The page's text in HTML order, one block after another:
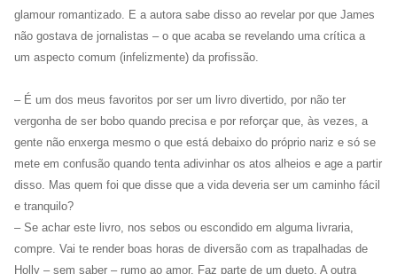
glamour romantizado. E a autora sabe disso ao revelar por que James
não gostava de jornalistas – o que acaba se revelando uma crítica a
um aspecto comum (infelizmente) da profissão.
– É um dos meus favoritos por ser um livro divertido, por não ter
vergonha de ser bobo quando precisa e por reforçar que, às vezes, a
gente não enxerga mesmo o que está debaixo do próprio nariz e só se
mete em confusão quando tenta adivinhar os atos alheios e age a partir
disso. Mas quem foi que disse que a vida deveria ser um caminho fácil
e tranquilo?
– Se achar este livro, nos sebos ou escondido em alguma livraria,
compre. Vai te render boas horas de diversão com as trapalhadas de
Holly – sem saber – rumo ao amor. Faz parte de um dueto. A outra